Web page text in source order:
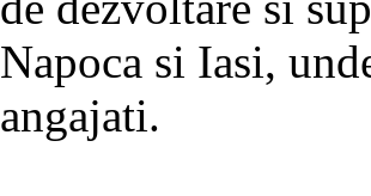
Napoca si Iasi,
angajati.